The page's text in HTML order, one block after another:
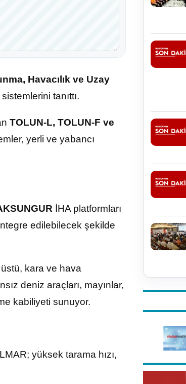
Havacılık ve Uzay
tanıttı.
TOLUN-L, TOLUN-F ve
yerli ve yabancı
İHA platformları
edilebilecek şekilde
kara ve hava
deniz araçları, mayınlar,
kabiliyeti sunuyor.
yüksek tarama hızı,